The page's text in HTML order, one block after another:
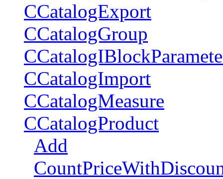
CCatalogExport
CCatalogGroup
CCatalogImport
CCatalogMeasure
CCatalogProduct
Add